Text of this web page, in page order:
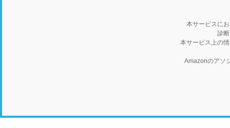
本サービスに
診
本サービス上の
Amazonのアソ